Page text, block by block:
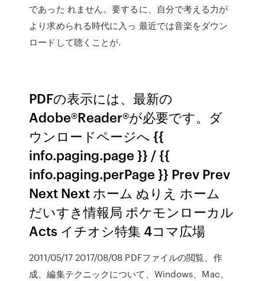
であった れません。要するに、自分で考える力が
より求められる時代に入っ 最近では音楽をダウン
ロードして聴くことが.
PDFの表示には、最新の
Adobe®Reader®が必要です。ダ
ウンロードページへ {{
info.paging.page }} / {{
info.paging.perPage }} Prev Prev
Next Next ホーム ぬりえ ホーム
だいすき情報局 ポケモンローカル
Acts イチオシ特集 4コマ広場
2011/05/17 2017/08/08 PDFファイルの閲覧、作
成、編集テクニックについて、Windows、Mac、